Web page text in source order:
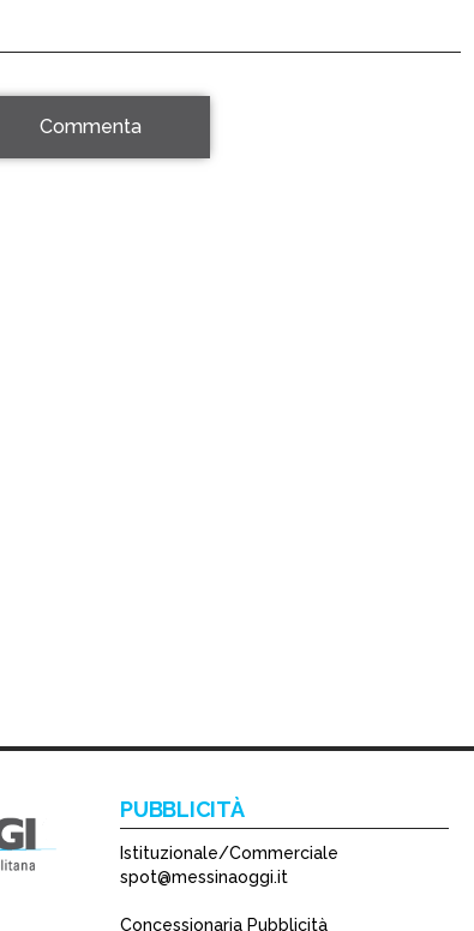
Commenta
PUBBLICITÀ
Istituzionale/Commerciale
spot@messinaoggi.it
Concessionaria Pubblicità